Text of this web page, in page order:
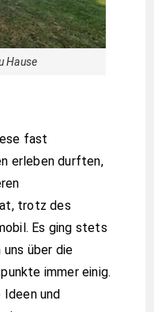
Hause
fast
erleben durften,
trotz des
Es ging stets
uns über die
immer einig.
und